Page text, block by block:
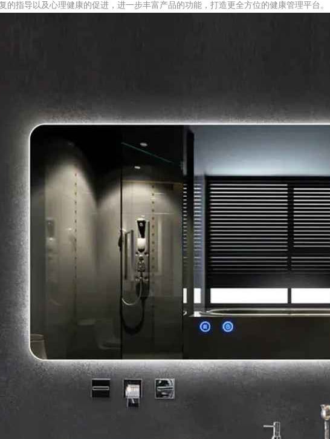
的指导以及心理健康的促进，进一步丰富产品的功能，打造更全方位的健康管理平台。